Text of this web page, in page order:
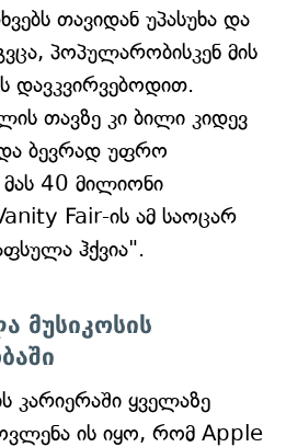
თავიდან უპასუხა და
პოპულარობისკენ მის
დავკვირვებოდით.
თავზე კი ბილი კიდევ
ბევრად უფრო
40 მილიონი
Fair-ის ამ საოცარ
ჰქვია".
მუსიკოსის
ყველაზე
ის იყო, რომ Apple